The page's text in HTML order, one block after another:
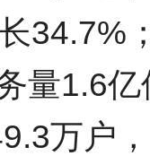
34.7%
量1.6
万户